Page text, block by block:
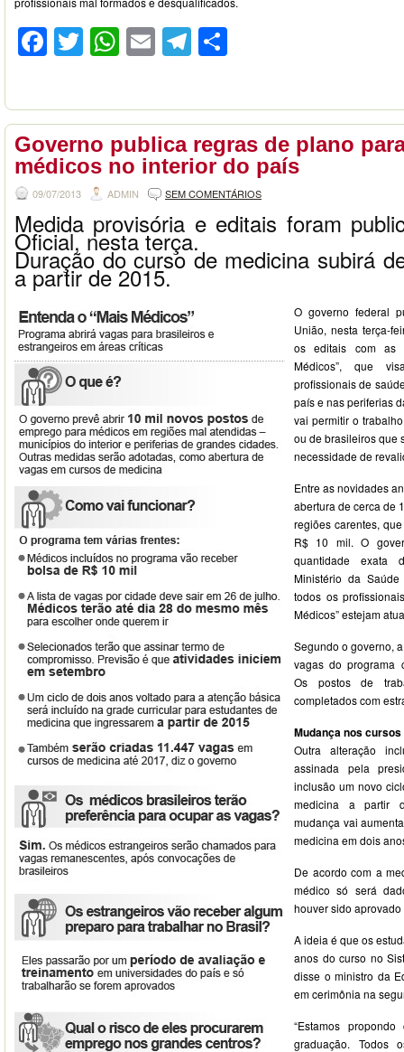
Facebook
Twitter
WhatsApp
EmailTelegram
Governo publica regras de plano
médicos no interior do país
09/07/2013 ADMIN SEM COMENTÁRIOS
Medida provisória e editais foram
Oficial, nesta terça.
Duração do curso de medicina subirá
a partir de 2015.
O governo federal
União, nesta terça-
os editais com as
Médicos”, que
profissionais de
país e nas periferias
vai permitir o
ou de brasileiros que
necessidade de
Entre as novidades
abertura de cerca de
regiões carentes,
R$ 10 mil. O
quantidade exata
Ministério da
todos os
Médicos” estejam
Segundo o governo,
vagas do programa
Os postos de
completados com
Mudança nos cursos
Outra alteração
assinada pela
inclusão um novo
medicina a partir
mudança vai
medicina em dois
De acordo com a
médico só será
houver sido
A ideia é que os
anos do curso no
disse o ministro da
em cerimônia na
“Estamos
graduação. Todos